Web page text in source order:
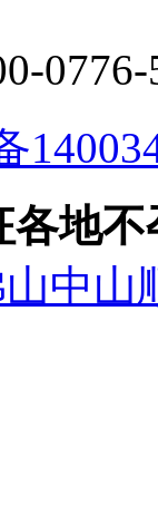
0776-
地
中山